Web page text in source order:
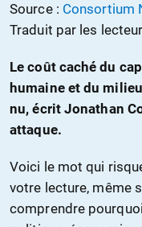
NOUS
DON
Source : Consortium
Traduit par les
Le coût caché du
humaine et du
nu, écrit Jonathan
attaque.
Voici le mot qui
votre lecture, même
comprendre